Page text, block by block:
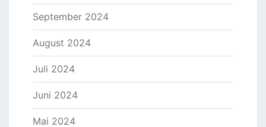
September 2024
August 2024
Juli 2024
Juni 2024
Mai 2024